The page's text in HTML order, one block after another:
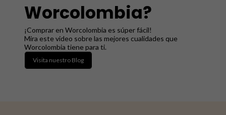
Worcolombia?
¡Comprar en Worcolombia es súper fácil!
Mira este video sobre las mejores cualidades que
Worcolombia tiene para ti.
Visita nuestro Blog